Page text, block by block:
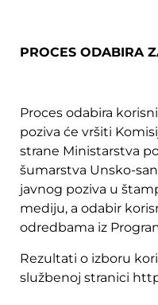
PROCES ODABIRA
Proces odabira
poziva će vršiti
strane Ministarstva
šumarstva Unsko-
javnog poziva u
mediju, a odabir
odredbama iz
Rezultati o izboru
službenoj stranici